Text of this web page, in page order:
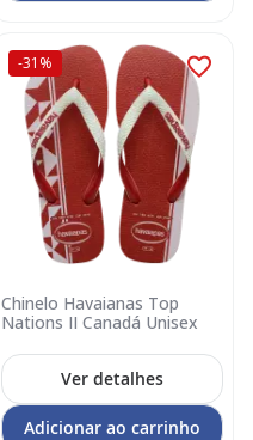
-31%
Chinelo Havaianas Top
Nations II Canadá Unisex
Ver detalhes
Adicionar ao carrinho